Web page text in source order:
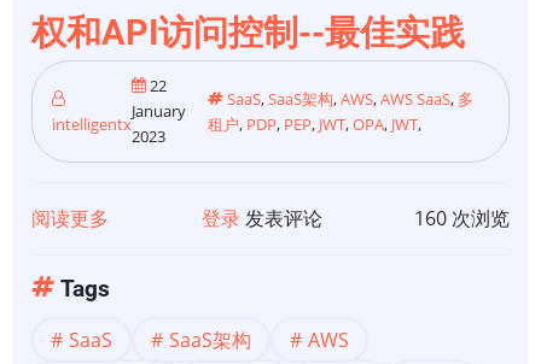
控
制-
FAQ
权和API访问控制--最佳实践
intelligentx
22
January
2023
SaaS,SaaS架构,AWS,AWS SaaS, 多
租户, PDP, PEP, JWT,OPA, JWT,
阅读更多
构】
登录发表评论 160 次浏览
Tags
SaaS SaaS架构
AWS